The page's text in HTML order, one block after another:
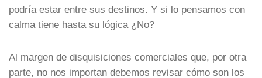
podría estar entre sus destinos. Y si lo pensamos con
calma tiene hasta su lógica ¿No?
Al margen de disquisiciones comerciales que, por otra
parte, no nos importan debemos revisar cómo son los